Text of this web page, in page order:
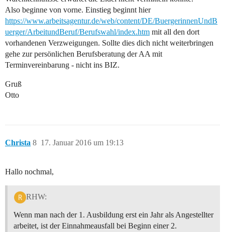
Also beginne von vorne. Einstieg beginnt hier
https://www.arbeitsagentur.de/web/content/DE/BuergerinnenUndB
uerger/ArbeitundBeruf/Berufswahl/index.htm mit all den dort
vorhandenen Verzweigungen. Sollte dies dich nicht weiterbringen
gehe zur persönlichen Berufsberatung der AA mit
Terminvereinbarung - nicht ins BIZ.
Gruß
Otto
Christa 17. Januar 2016 um 19:13
8
Hallo nochmal,
RHW:
Wenn man nach der 1. Ausbildung erst ein Jahr als Angestellter
arbeitet, ist der Einnahmeausfall bei Beginn einer 2.